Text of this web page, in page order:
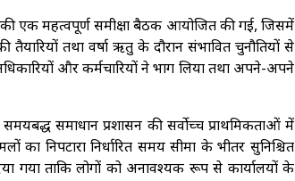
की एक महत्वपूर्ण समीक्षा बैठक आयोजित की गई, जिसमें
तथा वर्षा ऋतु के दौरान संभावित चुनौतियों से
और कर्मचारियों ने भाग लिया तथा अपने-अपने
समाधान प्रशासन की सर्वोच्च प्राथमिकताओं में
का निपटारा निर्धारित समय सीमा के भीतर सुनिश्चित
गया ताकि लोगों को अनावश्यक रूप से कार्यालयों के